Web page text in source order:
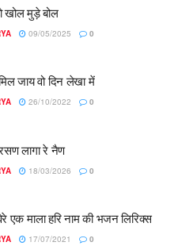
खोल मुड़े बोल
09/05/2025 0
जाय वो दिन लेखा में
26/10/2022 0
लागा रे नैण
18/03/2026 0
एक माला हरि नाम की भजन लिरिक्स
17/07/2021 0